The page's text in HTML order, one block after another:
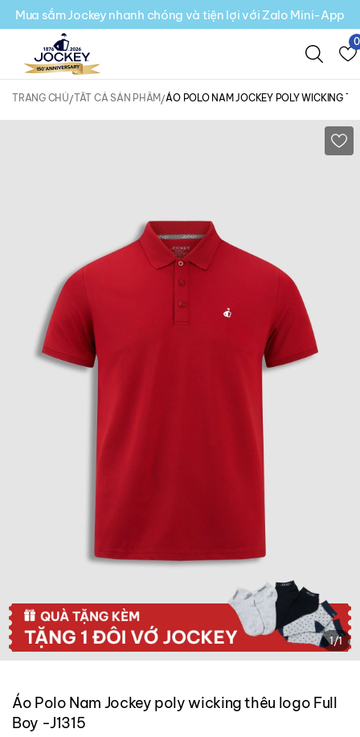
Mua sắm Jockey nhanh chóng và tiện lợi với Zalo Mini-App
0
TRANG CHỦ TẤT CẢ SẢN PHẨM ÁO POLO NAM JOCKEY POLY WICKING
1/1
Áo Polo Nam Jockey poly wicking thêu logo Full
Boy -J1315